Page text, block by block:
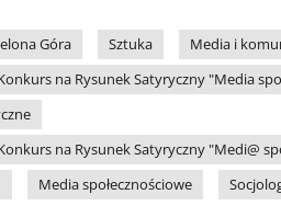
Góra Sztuka
Media i
na Rysunek Satyryczny "Media
na Rysunek Satyryczny "Medi@
Media społecznościowe